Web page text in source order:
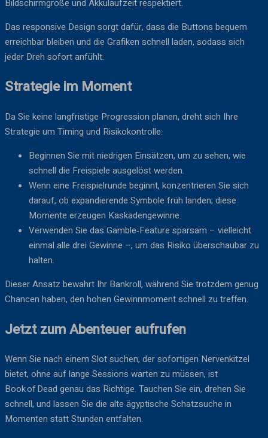
Bildschirmgröße und Akkulaufzeit respektiert.
Das responsive Design sorgt dafür, dass die Buttons bequem
erreichbar bleiben und die Grafiken schnell laden, sodass sich
jeder Dreh sofort anfühlt.
Strategie im Moment
Da Sie keine langfristige Progression planen, dreht sich Ihre
Strategie um Timing und Risikokontrolle:
Beginnen Sie mit niedrigen Einsätzen, um zu sehen, wie
schnell die Freispiele ausgelöst werden.
Wenn eine Freispielrunde beginnt, konzentrieren Sie sich
darauf, ob expandierende Symbole früh landen; diese
Momente erzeugen Kaskadengewinne.
Verwenden Sie das Gamble‑Feature sparsam – vielleicht
einmal alle drei Gewinne –, um das Risiko überschaubar zu
halten.
Dieser Ansatz bewahrt Ihr Bankroll, während Sie trotzdem genug
Chancen haben, den hohen Gewinnmoment schnell zu treffen.
Jetzt zum Abenteuer aufrufen
Wenn Sie nach einem Slot suchen, der sofortigen Nervenkitzel
bietet, ohne auf lange Sessions warten zu müssen, ist
Book of Dead genau das Richtige. Tauchen Sie ein, drehen Sie
schnell, und lassen Sie die alte ägyptische Schatzsuche in
Momenten statt Stunden entfalten.